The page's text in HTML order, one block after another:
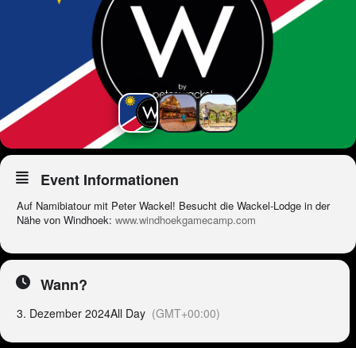
Event Informationen
Auf Namibiatour mit Peter Wackel! Besucht die Wackel-Lodge in der
Nähe von Windhoek: www.windhoekgamecamp.com
Wann?
3. Dezember 2024All Day (GMT+00:00)